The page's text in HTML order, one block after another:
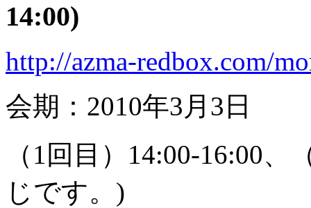
14:00)
http://azma-redbox.com/
会期：2010年3月3日
（1回目）14:00-16:00
じです。)